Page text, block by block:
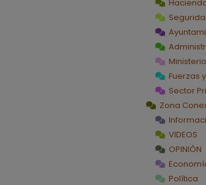
Fuerzas
Sector
Zona
VIDEOS
OPINIÓN
Política